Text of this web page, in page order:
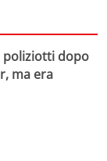
poliziotti dopo
ma era